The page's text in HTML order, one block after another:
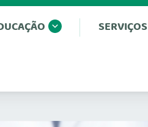
SERVIÇOS